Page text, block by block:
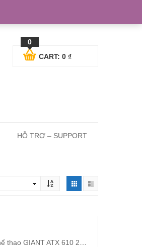
0
CART: 0 ₫
HỖ TRỢ – SUPPORT